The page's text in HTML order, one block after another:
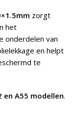
zorgt
het
onderdelen van
en helpt
te
en A55 modellen.